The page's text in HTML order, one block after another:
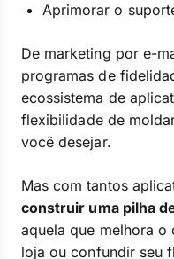
Aprimorar o
De marketing por e-
programas de
ecossistema de
flexibilidade de
você desejar.
Mas com tantos
construir uma pilha
aquela que melhora o
loja ou confundir seu